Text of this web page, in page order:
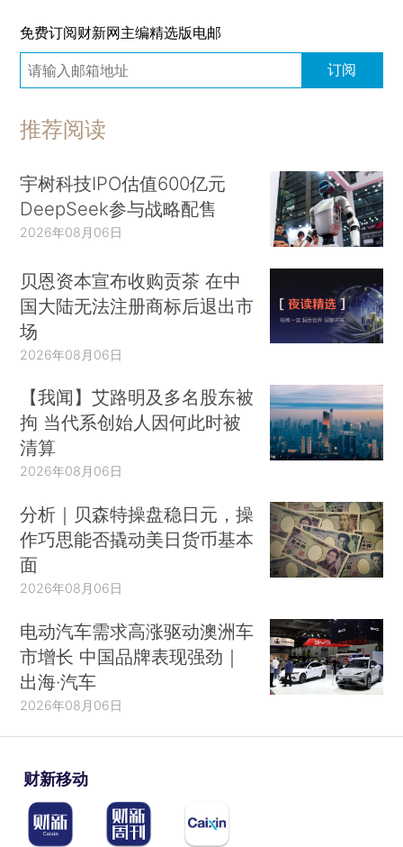
免费订阅财新网主编精选版电邮
订阅
推荐阅读
宇树科技IPO估值600亿元
DeepSeek参与战略配售
2026年08月06日
贝恩资本宣布收购贡茶 在中
国大陆无法注册商标后退出市
场
2026年08月06日
【我闻】艾路明及多名股东被
拘 当代系创始人因何此时被
清算
2026年08月06日
分析｜贝森特操盘稳日元，操
作巧思能否撬动美日货币基本
面
2026年08月06日
电动汽车需求高涨驱动澳洲车
市增长 中国品牌表现强劲｜
出海·汽车
2026年08月06日
财新移动